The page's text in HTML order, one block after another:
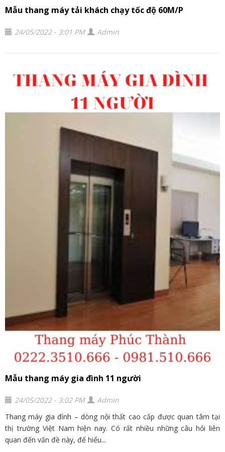
Mẫu thang máy tải khách chạy tốc độ 60M/P
24/05/2022 - 3:01 PM Admin
Mẫu thang máy gia đình 11 người
24/05/2022 - 3:02 PM
Admin
Thang máy gia đình – dòng nội thất cao cấp được quan tâm tại
thị trường Việt Nam hiện nay. Có rất nhiều những câu hỏi liên
quan đến vấn đề này, để hiểu...